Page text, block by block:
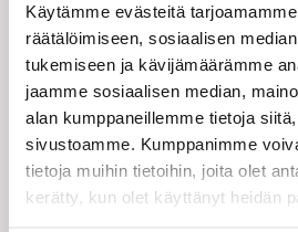
Käytämme evästeitä
räätälöimiseen, sosiaalisen
tukemiseen ja kävijämäärämme
jaamme sosiaalisen median,
alan kumppaneillemme tietoja
sivustoamme. Kumppanimme
tietoja muihin tietoihin, joita olet
kerätty, kun olet käyttänyt heidän
ajattelutapaa siihen
vastuullisuus on
projekteja. Tähtäämme
jokaisessa IT-projektissa
vastuullisuutta
otetaan seurattavaksi
vastuullisuusmittari.